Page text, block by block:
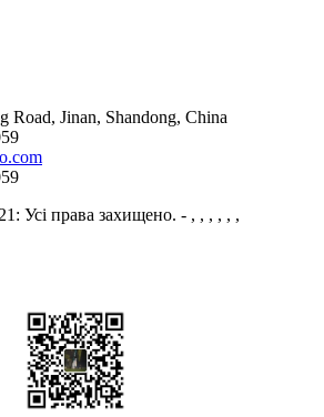
Road, Jinan, Shandong, China
Усі права захищено. - , , , , , ,